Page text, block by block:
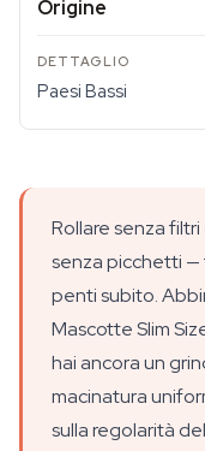
Origine
Paesi Bassi
Rollare senza
senza picchetti —
penti subito.
Mascotte Slim
hai ancora un
macinatura
sulla regolarità